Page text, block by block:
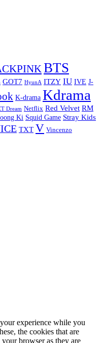
BTS
GOT7 HyunA ITZY IU IVE J-
K-drama Kdrama
Dream Netflix Red Velvet RM
Ki Squid Game Stray Kids
TXT V Vincenzo
experience while you
the cookies that are
your browser as they are